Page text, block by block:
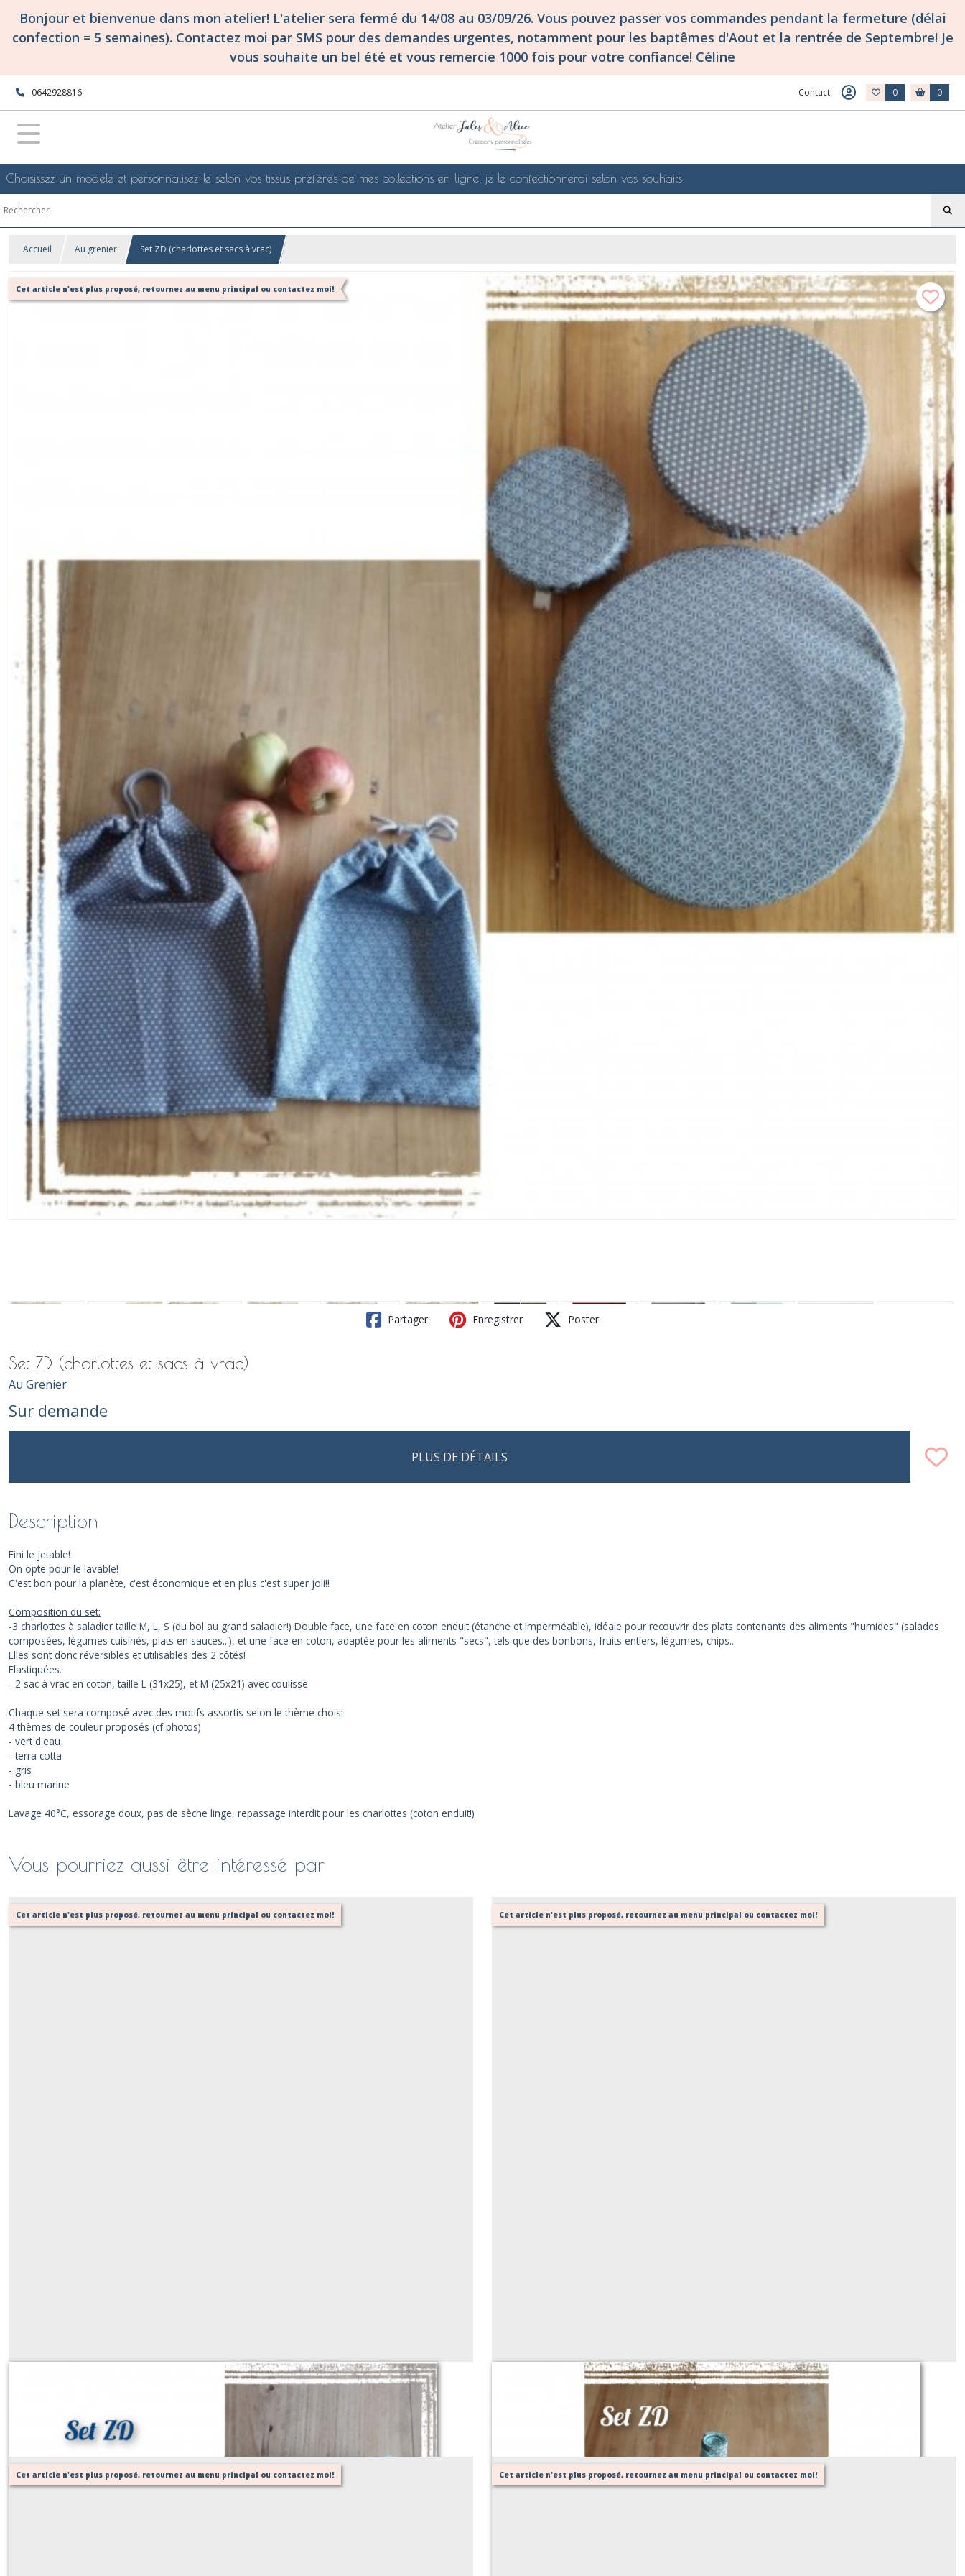
Bonjour et bienvenue dans mon atelier! L'atelier sera fermé du 14/08 au 03/09/26. Vous pouvez passer vos commandes pendant la fermeture (délai
confection = 5 semaines). Contactez moi par SMS pour des demandes urgentes, notamment pour les baptêmes d'Aout et la rentrée de Septembre! Je
vous souhaite un bel été et vous remercie 1000 fois pour votre confiance! Céline
0642928816 Contact 0 0
Choisissez un modèle et personnalisez-le selon vos tissus préférés de mes collections en ligne, je le confectionnerai selon vos souhaits
Accueil Au grenier Set ZD (charlottes et sacs à vrac)
Cet article n'est plus proposé, retournez au menu principal ou contactez moi!
Partager Enregistrer Poster
Set ZD (charlottes et sacs à vrac)
Au Grenier
Sur demande
PLUS DE DÉTAILS
Description
Fini le jetable!
On opte pour le lavable!
C'est bon pour la planète, c'est économique et en plus c'est super joli!!
Composition du set:
-3 charlottes à saladier taille M, L, S (du bol au grand saladier!) Double face, une face en coton enduit (étanche et imperméable), idéale pour recouvrir des plats contenants des aliments "humides" (salades
composées, légumes cuisinés, plats en sauces...), et une face en coton, adaptée pour les aliments "secs", tels que des bonbons, fruits entiers, légumes, chips...
Elles sont donc réversibles et utilisables des 2 côtés!
Elastiquées.
- 2 sac à vrac en coton, taille L (31x25), et M (25x21) avec coulisse
Chaque set sera composé avec des motifs assortis selon le thème choisi
4 thèmes de couleur proposés (cf photos)
- vert d'eau
- terra cotta
- gris
- bleu marine
Lavage 40°C, essorage doux, pas de sèche linge, repassage interdit pour les charlottes (coton enduit!)
Vous pourriez aussi être intéressé par
Cet article n'est plus proposé, retournez au menu principal ou contactez moi!
Set ZD (Eponge et essuie tout)
Cet article n'est plus proposé, retournez au menu principal ou contactez moi!
Set ZD (Eponge, charlotte et essuie tout)
Cet article n'est plus proposé, retournez au menu principal ou contactez moi! Cet article n'est plus proposé, retournez au menu principal ou contactez moi!